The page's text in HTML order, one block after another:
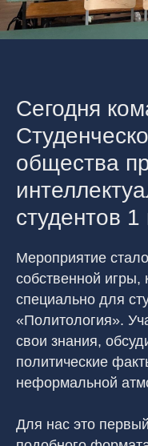
Сегодня
общества
студентов 1
Мероприятие
собственной
специально для
«Политология».
свои знания,
политические
неформальной
Для нас это